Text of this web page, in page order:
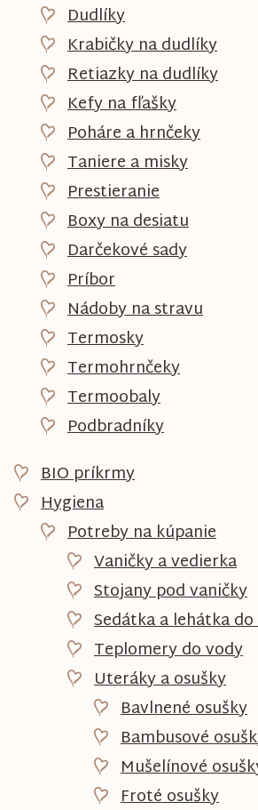
Dudlíky
Krabičky na dudlíky
Retiazky na dudlíky
Kefy na fľašky
Poháre a hrnčeky
Taniere a misky
Prestieranie
Boxy na desiatu
Darčekové sady
Príbor
Nádoby na stravu
Termosky
Termohrnčeky
Termoobaly
Podbradníky
BIO príkrmy
Hygiena
Potreby na kúpanie
Vaničky a vedierka
Stojany pod vaničky
Sedátka a lehátka
Teplomery do vody
Uteráky a osušky
Bavlnené osušky
Bambusové
Mušelínové
Froté osušky